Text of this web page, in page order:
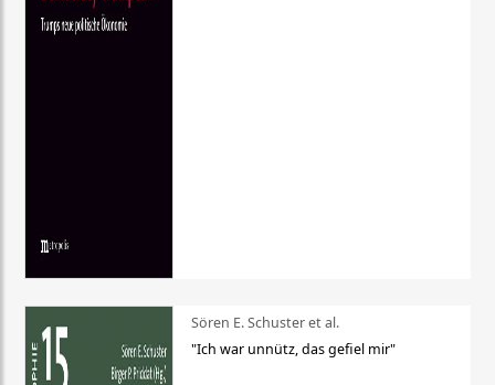
Sören E. Schuster et al.
"Ich war unnütz, das gefiel mir"